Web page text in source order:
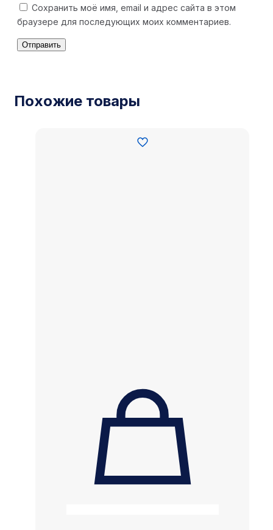
Сохранить моё имя, email и адрес сайта в этом
браузере для последующих моих комментариев.
Похожие товары